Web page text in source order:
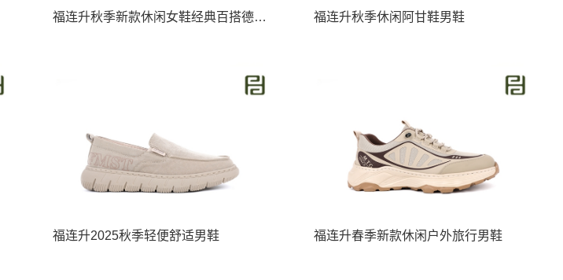
福连升秋季新款休闲女鞋经典百搭德训鞋 福连升秋季休闲阿甘鞋男鞋
福连升2025秋季轻便舒适男鞋 福连升春季新款休闲户外旅行男鞋